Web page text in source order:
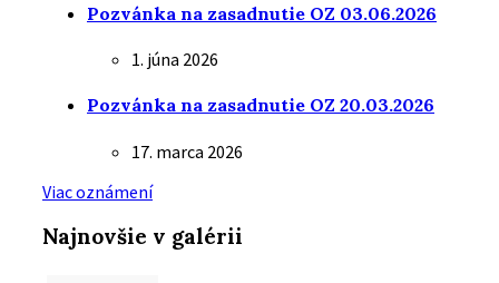
Pozvánka na zasadnutie OZ 03.06.2026
1. júna 2026
Pozvánka na zasadnutie OZ 20.03.2026
17. marca 2026
Viac oznámení
Najnovšie v galérii